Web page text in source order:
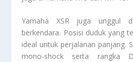
Yamaha XSR juga unggul
berkendara. Posisi duduk yang
ideal untuk perjalanan panjang.
mono-shock serta rangka